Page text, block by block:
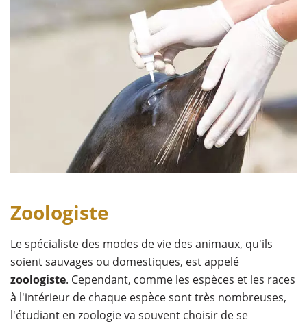
Zoologiste
Le spécialiste des modes de vie des animaux, qu'ils
soient sauvages ou domestiques, est appelé
zoologiste. Cependant, comme les espèces et les races
à l'intérieur de chaque espèce sont très nombreuses,
l'étudiant en zoologie va souvent choisir de se